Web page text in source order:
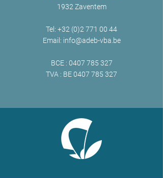
1932 Zaventem
Tel: +32 (0)2 771 00 44
Email: info@adeb-vba.be
BCE : 0407 785 327
TVA : BE0407 785 327